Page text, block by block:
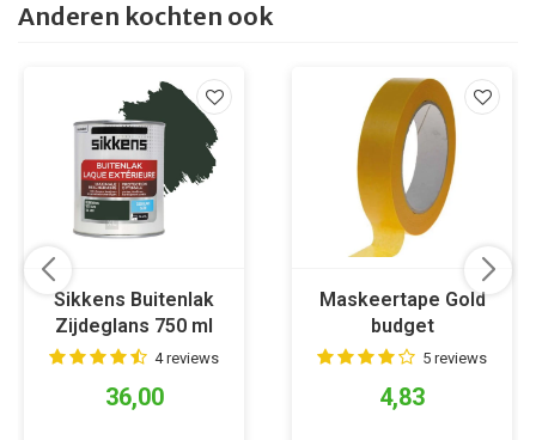
Anderen kochten ook
Sikkens Buitenlak
Zijdeglans 750 ml
RAL 60094 reviews
36,00
Maskeertape Gold
budget
5 reviews
4,83